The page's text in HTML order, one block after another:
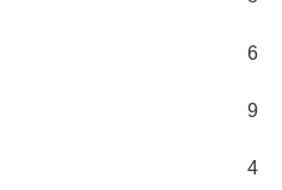
6
9
4